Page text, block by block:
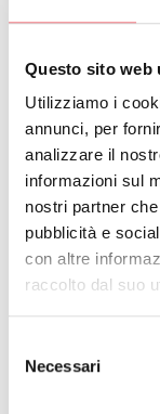
Questo sito web
Utilizziamo i
annunci, per
analizzare il
informazioni sul
nostri partner
pubblicità e
con altre
raccolto dal suo
delNecessari
RESTA
Riceverai
consigli per la
ISCRIVITI